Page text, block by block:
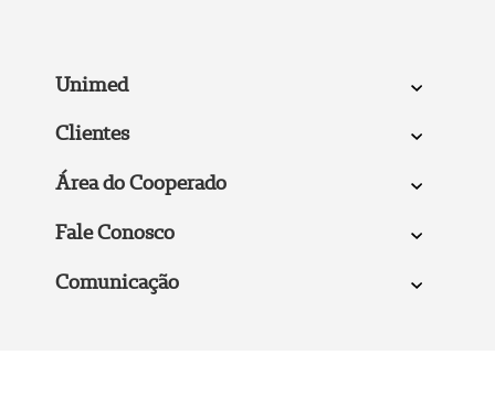
Unimed
Clientes
Área do Cooperado
Fale Conosco
Comunicação